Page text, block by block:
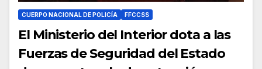
CUERPO NACIONAL DE POLICÍA FFCCSS
El Ministerio del Interior dota a las
Fuerzas de Seguridad del Estado